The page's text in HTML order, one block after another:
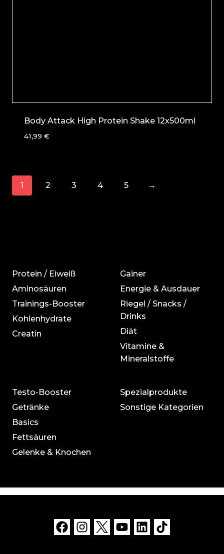
Body Attack High Protein Shake 12x500ml
41,99 €
1 2 3 4 5 →
Protein / Eiweiß
Aminosäuren
Trainings-Booster
Kohlenhydrate
Creatin
Gainer
Energie & Ausdauer
Riegel / Snacks /
Drinks
Diät
Vitamine &
Mineralstoffe
Testo-Booster
Getränke
Basics
Fettsäuren
Gelenke & Knochen
Spezialprodukte
Sonstige Kategorien